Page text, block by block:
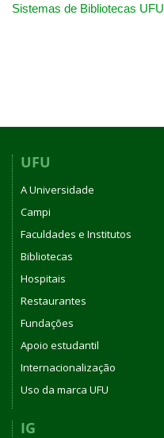
Sistemas de Bibliotecas UFU
UFU
A Universidade
Campi
Faculdades e Institutos
Bibliotecas
Hospitais
Restaurantes
Fundações
Apoio estudantil
Internacionalização
Uso da marca UFU
IG